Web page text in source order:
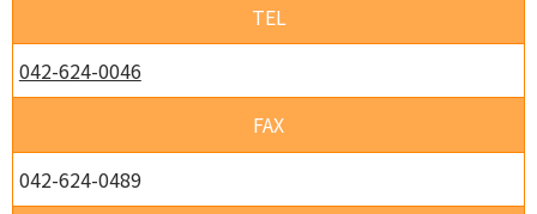
TEL
042-624-0046
FAX
042-624-0489